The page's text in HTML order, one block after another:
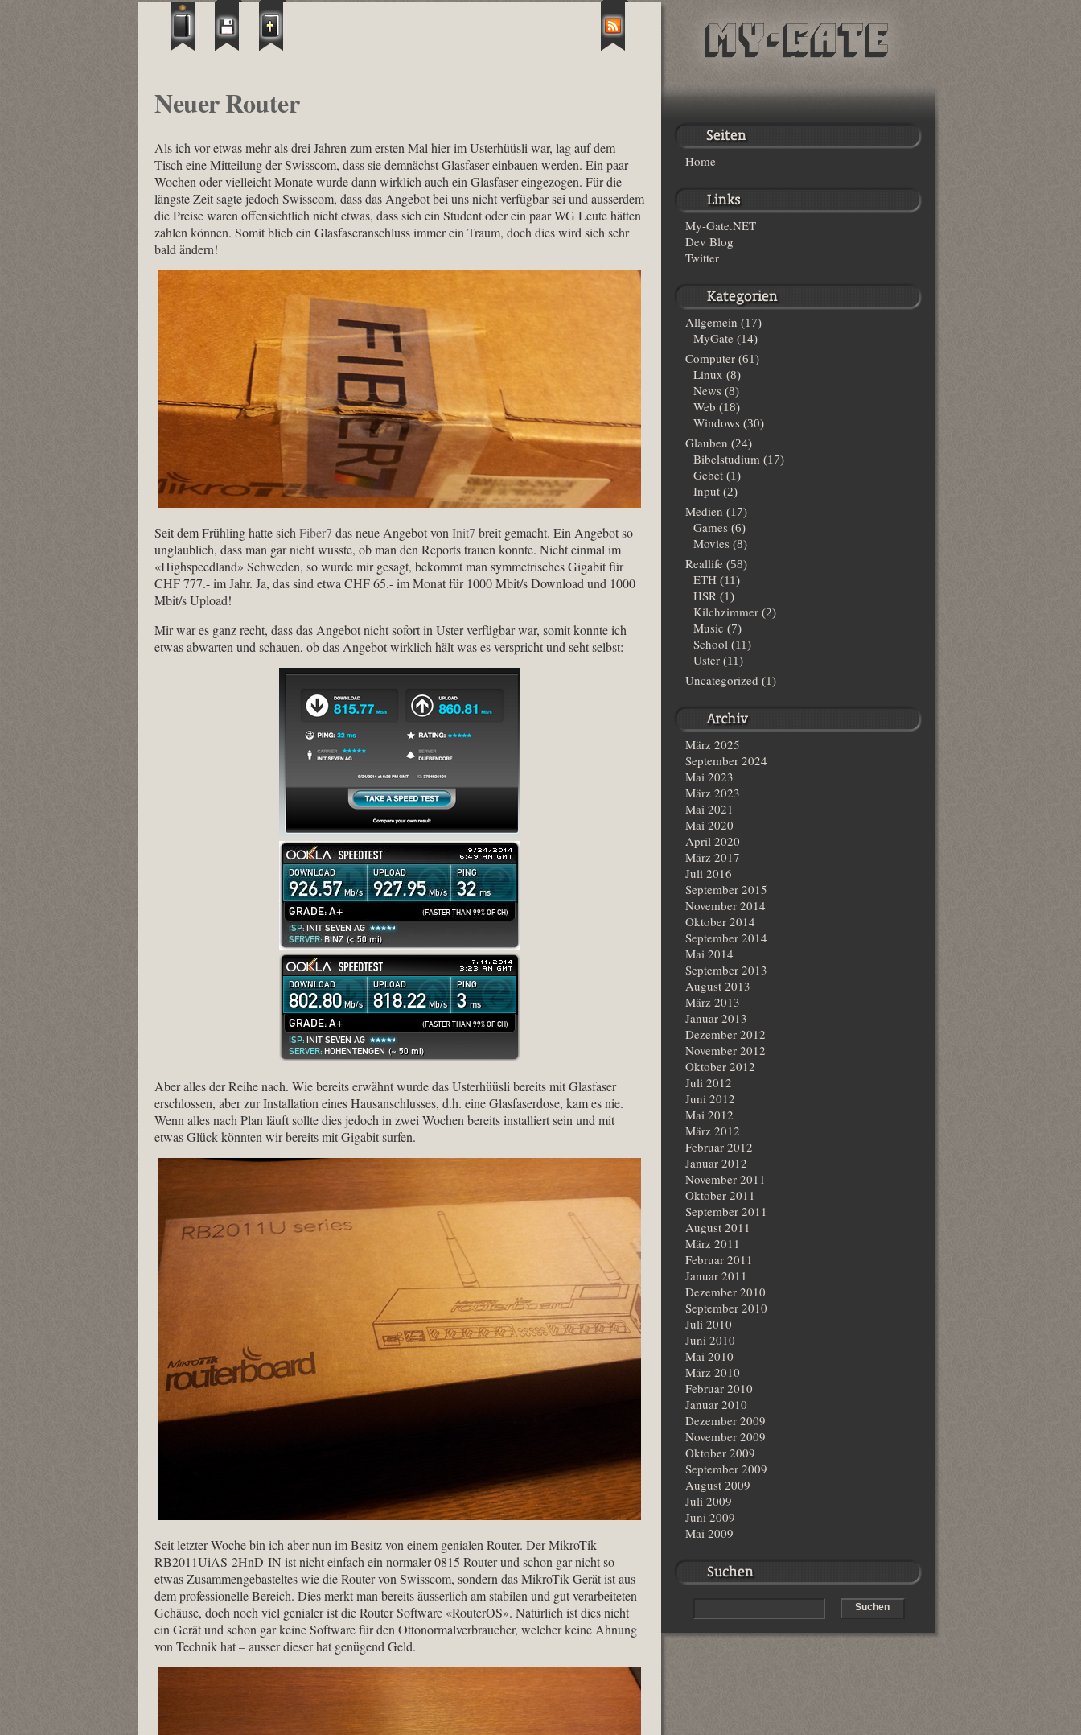
Neuer Router
Als ich vor etwas mehr als drei Jahren zum ersten Mal hier im Usterhüüsli war, lag auf dem
Tisch eine Mitteilung der Swisscom, dass sie demnächst Glasfaser einbauen werden. Ein paar
Wochen oder vielleicht Monate wurde dann wirklich auch ein Glasfaser eingezogen. Für die
längste Zeit sagte jedoch Swisscom, dass das Angebot bei uns nicht verfügbar sei und ausserdem
die Preise waren offensichtlich nicht etwas, dass sich ein Student oder ein paar WG Leute hätten
zahlen können. Somit blieb ein Glasfaseranschluss immer ein Traum, doch dies wird sich sehr
bald ändern!
Seit dem Frühling hatte sich Fiber7 das neue Angebot von Init7 breit gemacht. Ein Angebot so
unglaublich, dass man gar nicht wusste, ob man den Reports trauen konnte. Nicht einmal im
«Highspeedland» Schweden, so wurde mir gesagt, bekommt man symmetrisches Gigabit für
CHF 777.- im Jahr. Ja, das sind etwa CHF 65.- im Monat für 1000 Mbit/s Download und 1000
Mbit/s Upload!
Mir war es ganz recht, dass das Angebot nicht sofort in Uster verfügbar war, somit konnte ich
etwas abwarten und schauen, ob das Angebot wirklich hält was es verspricht und seht selbst:
Aber alles der Reihe nach. Wie bereits erwähnt wurde das Usterhüüsli bereits mit Glasfaser
erschlossen, aber zur Installation eines Hausanschlusses, d.h. eine Glasfaserdose, kam es nie.
Wenn alles nach Plan läuft sollte dies jedoch in zwei Wochen bereits installiert sein und mit
etwas Glück könnten wir bereits mit Gigabit surfen.
Seit letzter Woche bin ich aber nun im Besitz von einem genialen Router. Der MikroTik
RB2011UiAS-2HnD-IN ist nicht einfach ein normaler 0815 Router und schon gar nicht so
etwas Zusammengebasteltes wie die Router von Swisscom, sondern das MikroTik Gerät ist aus
dem professionelle Bereich. Dies merkt man bereits äusserlich am stabilen und gut verarbeiteten
Gehäuse, doch noch viel genialer ist die Router Software «RouterOS». Natürlich ist dies nicht
ein Gerät und schon gar keine Software für den Ottonormalverbraucher, welcher keine Ahnung
von Technik hat – ausser dieser hat genügend Geld.
Home
My-Gate.NET
Dev Blog
Twitter
Allgemein (17)
MyGate (14)
Computer (61)
Linux (8)
News (8)
Web (18)
Windows (30)
Glauben (24)
Bibelstudium (17)
Gebet (1)
Input (2)
Medien (17)
Games (6)
Movies (8)
Reallife (58)
ETH (11)
HSR (1)
Kilchzimmer (2)
Music (7)
School (11)
Uster (11)
Uncategorized (1)
März 2025
September 2024
Mai 2023
März 2023
Mai 2021
Mai 2020
April 2020
März 2017
Juli 2016
September 2015
November 2014
Oktober 2014
September 2014
Mai 2014
September 2013
August 2013
März 2013
Januar 2013
Dezember 2012
November 2012
Oktober 2012
Juli 2012
Juni 2012
Mai 2012
März 2012
Februar 2012
Januar 2012
November 2011
Oktober 2011
September 2011
August 2011
März 2011
Februar 2011
Januar 2011
Dezember 2010
September 2010
Juli 2010
Juni 2010
Mai 2010
März 2010
Februar 2010
Januar 2010
Dezember 2009
November 2009
Oktober 2009
September 2009
August 2009
Juli 2009
Juni 2009
Mai 2009